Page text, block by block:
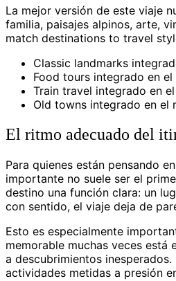
La mejor versión de este viaje
familia, paisajes alpinos, arte,
match destinations to travel
Classic landmarks
Food tours integrado en
Train travel integrado en
Old towns integrado en el
El ritmo adecuado del
Para quienes están pensando
importante no suele ser el
destino una función clara: un
con sentido, el viaje deja de
Esto es especialmente
memorable muchas veces está
a descubrimientos
actividades metidas a presión